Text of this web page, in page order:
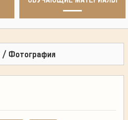
/ Фотография